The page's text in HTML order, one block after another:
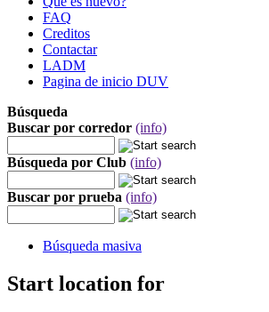
FAQ
Creditos
Contactar
LADM
Pagina de inicio DUV
Búsqueda
Buscar por corredor (info)
Búsqueda por Club (info)
Buscar por prueba (info)
Búsqueda masiva
Start location for